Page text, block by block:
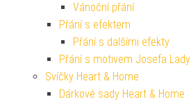
Vánoční přání
Přání s efektem
Přání s dalšími efekty
Přání s motivem Josefa Lady
Svíčky Heart & Home
Dárkové sady Heart & Home